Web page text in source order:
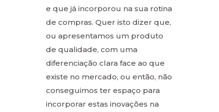
e que já incorporou na sua rotina
de compras. Quer isto dizer que,
ou apresentamos um produto
de qualidade, com uma
diferenciação clara face ao que
existe no mercado, ou então, não
conseguimos ter espaço para
incorporar estas inovações na